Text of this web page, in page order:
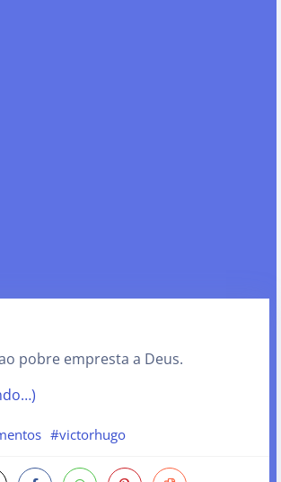
pobre empresta a Deus.
#victorhugo